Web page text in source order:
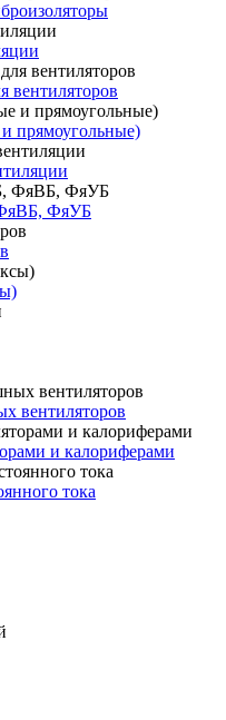
вентиляторов
прямоугольные)
ФяУБ
вентиляторов
и калориферами
тока